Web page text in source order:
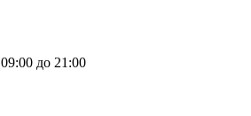
09:00 до 21:00